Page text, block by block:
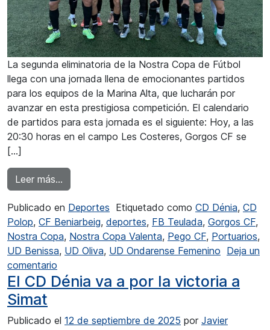
La segunda eliminatoria de la Nostra Copa de Fútbol
llega con una jornada llena de emocionantes partidos
para los equipos de la Marina Alta, que lucharán por
avanzar en esta prestigiosa competición. El calendario
de partidos para esta jornada es el siguiente: Hoy, a las
20:30 horas en el campo Les Costeres, Gorgos CF se
[…]
Leer más…
Publicado en Deportes Etiquetado como CD Dénia, CD
Polop, CF Beniarbeig, deportes, FB Teulada, Gorgos CF,
Nostra Copa, Nostra Copa Valenta, Pego CF, Portuarios,
UD Benissa, UD Oliva, UD Ondarense Femenino Deja un
comentario
El CD Dénia va a por la victoria a
Simat
Publicado el 12 de septiembre de 2025 por Javier